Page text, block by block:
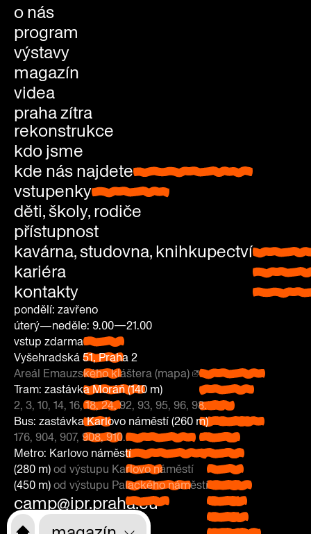
o nás
program
výstavy
magazín
videa
praha zítra
rekonstrukce
kdo jsme
kde nás najdetekde nás najdete
vstupenkyvstupenky
děti, školy, rodiče
přístupnost
kavárna, studovna, knihkupectví
kariéra
kontakty
pondělí: zavřeno
úterý—neděle: 9.00—21.00
vstup zdarmapondělí:
zavřeno
úterý—
neděle: 9.00
—21.00
vstup
zdarma
Vyšehradská 51, Praha 2
Areál Emauzského kláštera (mapa)
Vyšehradská
51, Praha 2
Areál
Emauzského
kláštera
(mapa)
Tram: zastávka Moráň (140 m)
2, 3, 10, 14, 16, 18, 24, 92, 93, 95, 96, 98.Tram:
zastávka
Moráň
(140 m)
2, 3, 10,
14, 16, 18,
24, 92,
93, 95,
Bus: zastávka Karlovo náměstí (260 m)
176, 904, 907, 908, 910.Bus: zastávka
Karlovo náměstí
(260 m)
176, 904, 907,
908, 910.
Metro: Karlovo náměstí
(280 m)od výstupu Karlovo náměstí
(450 m)od výstupu Palackého náměstíMetro:
Karlovo
náměstí
camp@ipr.praha.eu
+420 770 141 547